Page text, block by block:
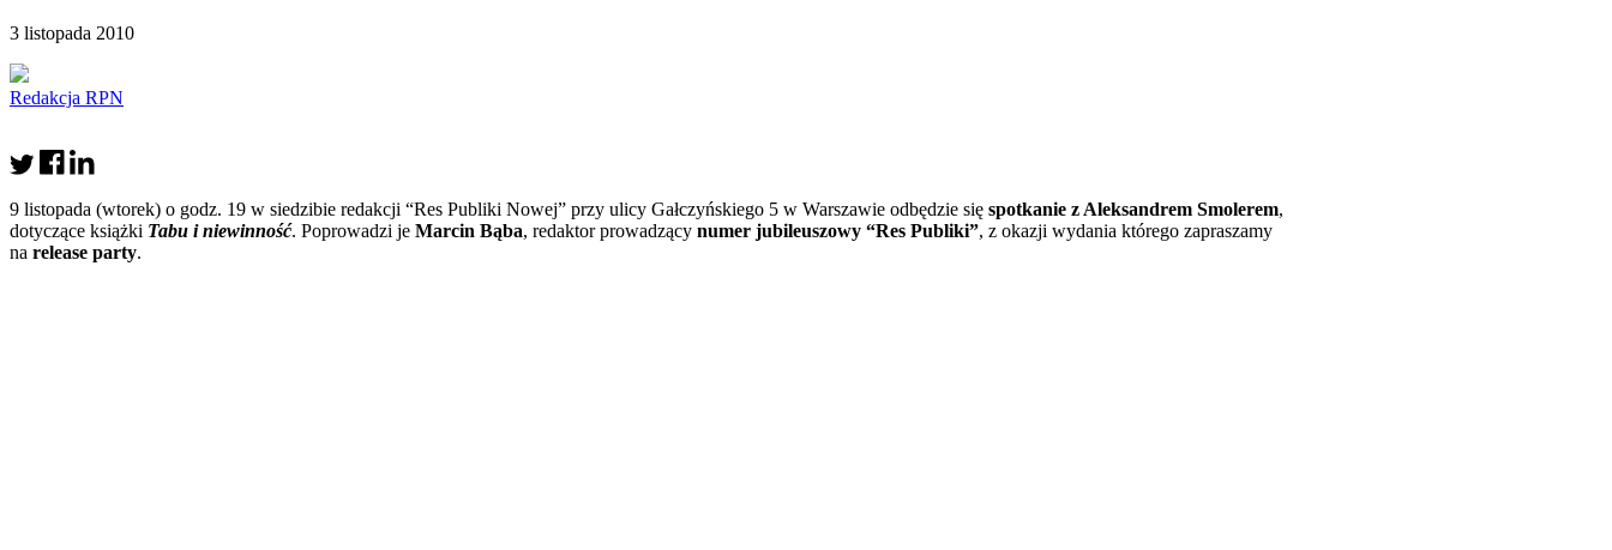
3 listopada 2010
Redakcja RPN
9 listopada (wtorek) o godz. 19 w siedzibie redakcji “Res Publiki Nowej” przy ulicy Gałczyńskiego 5 w Warszawie odbędzie się spotkanie z Aleksandrem Smolerem,
dotyczące książki Tabu i niewinność. Poprowadzi je Marcin Bąba, redaktor prowadzący numer jubileuszowy “Res Publiki”, z okazji wydania którego zapraszamy
na release party.